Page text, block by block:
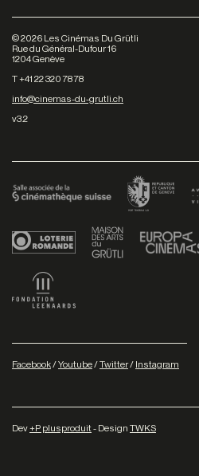
©2026 Les Cinémas Du Grütli
Rue du Général-Dufour 16
1204 Genève
T +41 22 320 78 78
info@cinemas-du-grutli.ch
v3.2
Facebook/Youtube/Twitter/ Instagram
Dev+P plusproduit- Design TWKS